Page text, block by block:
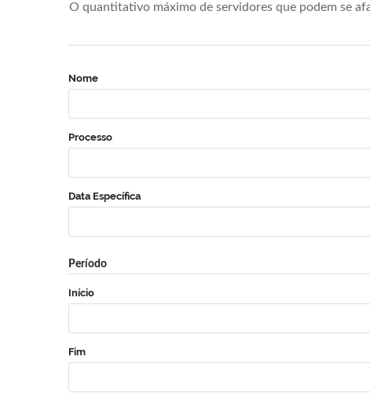
O quantitativo máximo de servidores que podem se
Nome
Processo
Data Específica
Período
Início
Fim